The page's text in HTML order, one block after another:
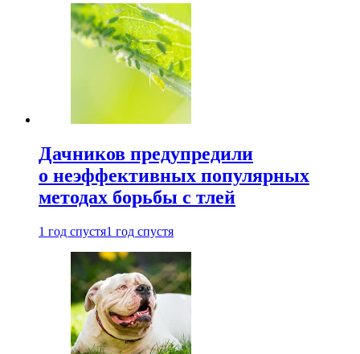
Дачников предупредили
о неэффективных популярных
методах борьбы с тлей
1 год спустя1 год спустя